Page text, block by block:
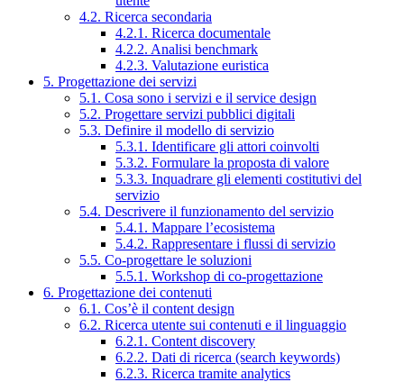
4.2. Ricerca secondaria
4.2.1. Ricerca documentale
4.2.2. Analisi benchmark
4.2.3. Valutazione euristica
5. Progettazione dei servizi
5.1. Cosa sono i servizi e il service design
5.2. Progettare servizi pubblici digitali
5.3. Definire il modello di servizio
5.3.1. Identificare gli attori coinvolti
5.3.2. Formulare la proposta di valore
5.3.3. Inquadrare gli elementi costitutivi del
servizio
5.4. Descrivere il funzionamento del servizio
5.4.1. Mappare l’ecosistema
5.4.2. Rappresentare i flussi di servizio
5.5. Co-progettare le soluzioni
5.5.1. Workshop di co-progettazione
6. Progettazione dei contenuti
6.1. Cos’è il content design
6.2. Ricerca utente sui contenuti e il linguaggio
6.2.1. Content discovery
6.2.2. Dati di ricerca (search keywords)
6.2.3. Ricerca tramite analytics